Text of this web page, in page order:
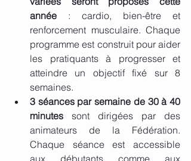
année : cardio, bien-être et
renforcement musculaire. Chaque
programme est construit pour aider
les pratiquants à progresser et
atteindre un objectif fixé sur 8
semaines.
3 séances par semaine de 30 à 40
minutes sont dirigées par des
animateurs de la Fédération.
Chaque séance est accessible